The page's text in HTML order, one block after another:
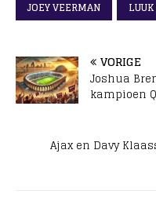
JOEY VEERMAN
VORIGE
Joshua
kampioen
Ajax en Davy